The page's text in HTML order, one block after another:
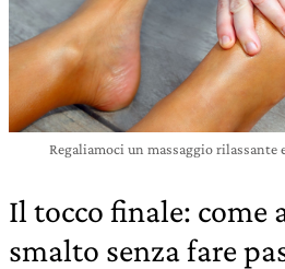
Regaliamoci un massaggio rilassante
Il tocco finale: come
smalto senza fare